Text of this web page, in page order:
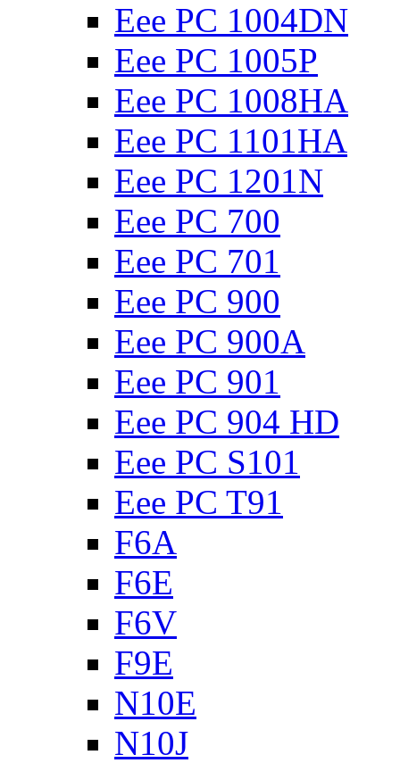
Eee PC 1004DN
Eee PC 1005P
Eee PC 1008HA
Eee PC 1101HA
Eee PC 1201N
Eee PC 700
Eee PC 701
Eee PC 900
Eee PC 900A
Eee PC 901
Eee PC 904 HD
Eee PC S101
Eee PC T91
F6A
F6E
F6V
F9E
N10E
N10J